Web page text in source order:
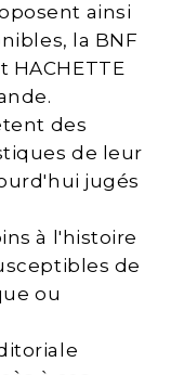
ainsi
la BNF
HACHETTE
des
de leur
jugés
à l'histoire
de
ou